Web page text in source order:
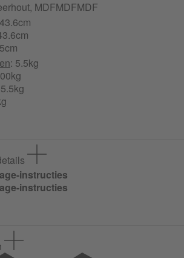
hout, MDFMDFMDF
: 5.5kg
instructies
instructies